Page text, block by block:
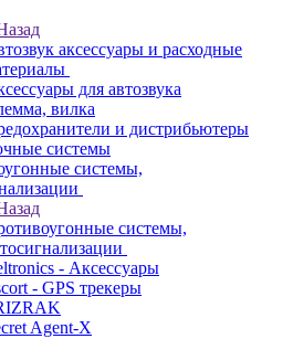
аксессуары и расходные
для автозвука
вилка
и дистрибьютеры
системы
системы,
системы,
- Аксессуары
- GPS трекеры
Agent-X